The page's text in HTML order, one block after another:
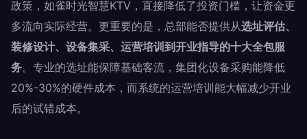
政策，如雀时光智慧KTV，直接降低了投资门槛，让资金更
多流向实际经营。更重要的是，总部能否提供从选址评估、
装修设计、设备集采、运营培训到开业指导的十大全包服
务。专业的选址能保障基础客流，集团化设备采购能降低
20%-30%的硬件成本，而系统的运营培训能大幅减少开业
后的试错成本。